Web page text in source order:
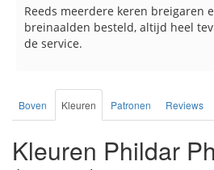
Reeds meerdere keren breigaren
breinaalden besteld, altijd heel
de service.
Boven Kleuren Patronen Reviews
Kleuren Phildar